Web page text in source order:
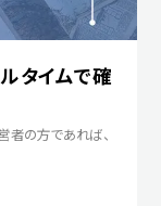
タイムで確
者の方であれば、